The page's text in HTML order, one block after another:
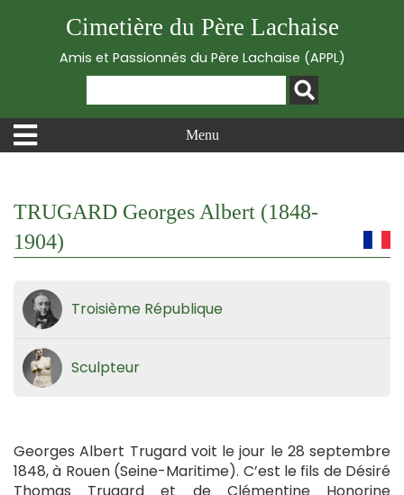
Cimetière du Père Lachaise
Amis et Passionnés du Père Lachaise (APPL)
Menu
TRUGARD Georges Albert (1848-
1904)
Troisième République
Sculpteur
Georges Albert Trugard voit le jour le 28 septembre
1848, à Rouen (Seine-Maritime). C’est le fils de Désiré